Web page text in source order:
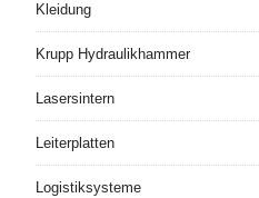
Kleidung
Krupp Hydraulikhammer
Lasersintern
Leiterplatten
Logistiksysteme